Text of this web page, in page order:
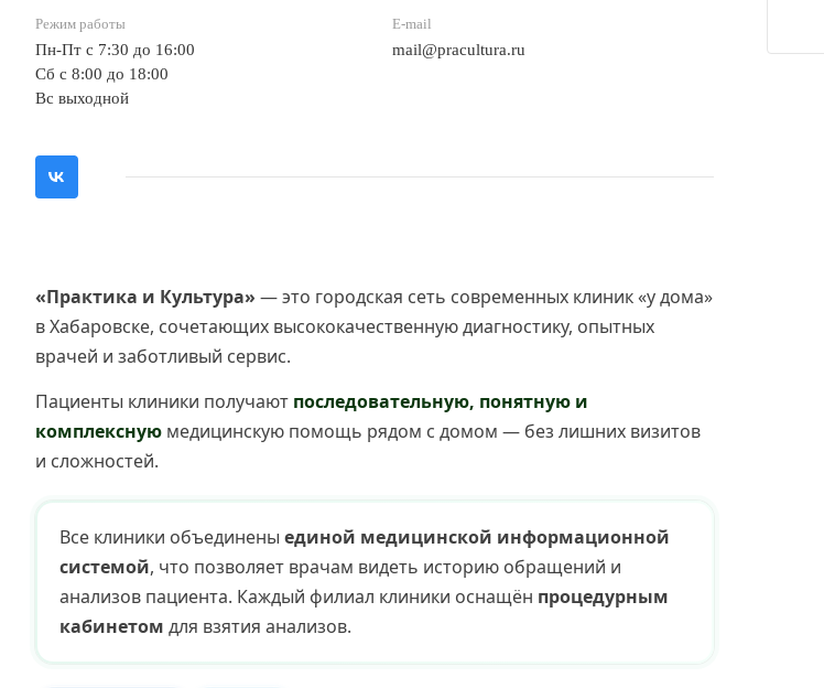
Режим работы
Пн-Пт с 7:30 до 16:00
Сб с 8:00 до 18:00
Вс выходной
E-mail
mail@pracultura.ru
«Практика и Культура» — это городская сеть современных клиник «у дома»
в Хабаровске, сочетающих высококачественную диагностику, опытных
врачей и заботливый сервис.
Пациенты клиники получают последовательную, понятную и
комплексную медицинскую помощь рядом с домом — без лишних визитов
и сложностей.
Все клиники объединены единой медицинской информационной
системой, что позволяет врачам видеть историю обращений и
анализов пациента. Каждый филиал клиники оснащён процедурным
кабинетом для взятия анализов.